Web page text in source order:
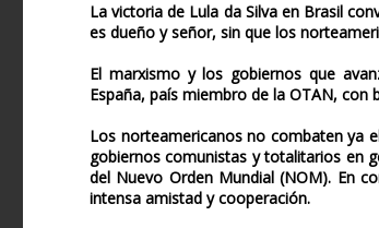
La victoria de Lula da Silva en Brasil
es dueño y señor, sin que los
El marxismo y los gobiernos que
España, país miembro de la OTAN,
Los norteamericanos no combaten ya
gobiernos comunistas y totalitarios en
del Nuevo Orden Mundial (NOM). En
intensa amistad y cooperación.